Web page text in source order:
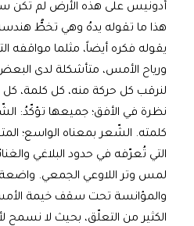
أدونيس على هذه الأرض لم تكن
هذا ما تقوله يدهُ وهي تخطُّ
يقوله فكره أيضاً، مثلما مواقفه
ورياح الأمس، متأشكلة لدى
لنرقب كل حركة منه، كل كلمة،
نظرة في الأفق؛ جميعها تؤكّدُ:
كلمته. الشّعر بمعناه الواسع؛
التي تُعرّفه في حدود البلاغي
لمس وتر اللاوعي الجمعي. واضعة
والمؤانسة تحت سقف خيمة الأمس
الكثير من التعلّق، بحيث لا نسمح